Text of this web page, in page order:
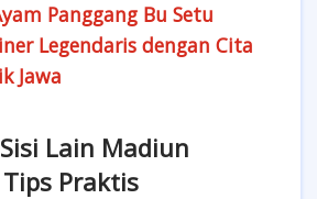
Panggang Bu Setu
Legendaris dengan Cita
Jawa
Lain Madiun
Praktis